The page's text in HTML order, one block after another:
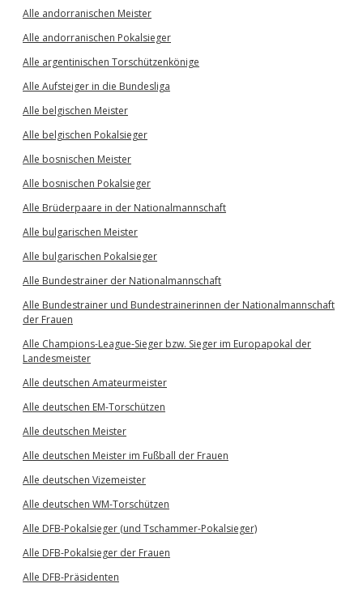
Alle andorranischen Meister
Alle andorranischen Pokalsieger
Alle argentinischen Torschützenkönige
Alle Aufsteiger in die Bundesliga
Alle belgischen Meister
Alle belgischen Pokalsieger
Alle bosnischen Meister
Alle bosnischen Pokalsieger
Alle Brüderpaare in der Nationalmannschaft
Alle bulgarischen Meister
Alle bulgarischen Pokalsieger
Alle Bundestrainer der Nationalmannschaft
Alle Bundestrainer und Bundestrainerinnen der Nationalmannschaft
der Frauen
Alle Champions-League-Sieger bzw. Sieger im Europapokal der
Landesmeister
Alle deutschen Amateurmeister
Alle deutschen EM-Torschützen
Alle deutschen Meister
Alle deutschen Meister im Fußball der Frauen
Alle deutschen Vizemeister
Alle deutschen WM-Torschützen
Alle DFB-Pokalsieger (und Tschammer-Pokalsieger)
Alle DFB-Pokalsieger der Frauen
Alle DFB-Präsidenten